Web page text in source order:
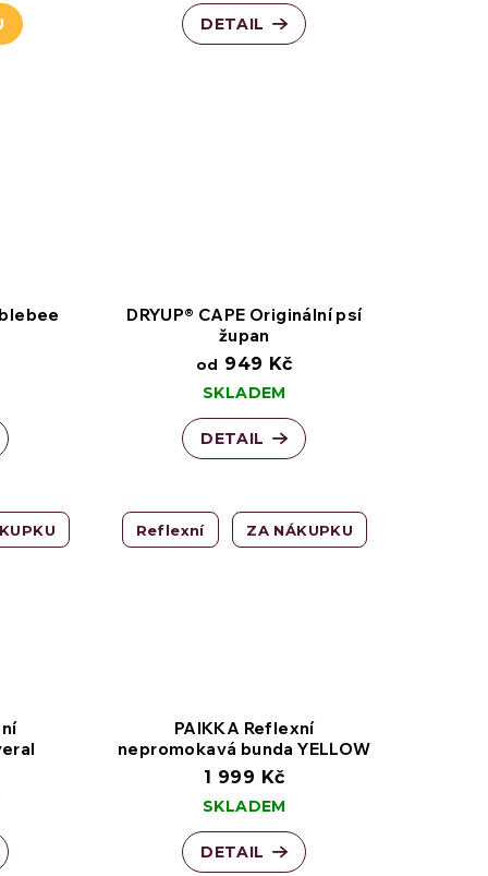
se silnější stavbou těla
DETAIL
DRYUP® CAPE Originální psí
župan
od 949 Kč
SKLADEM
DETAIL
Reflexní ZA NÁKUPKU
PAIKKA Reflexní
nepromokavá bunda YELLOW
1 999 Kč
SKLADEM
DETAIL